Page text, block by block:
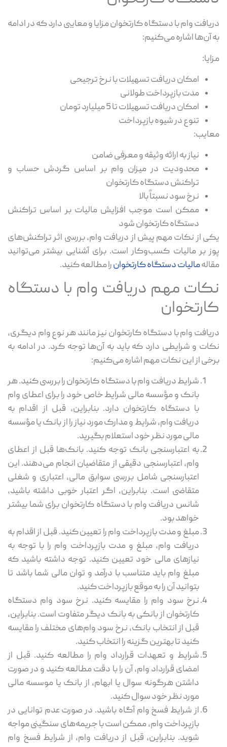
دریافت وام با دستگاه کارتخوان مزایا و معایبی دارد که در ادامه
به آن‌ها اشاره می‌کنیم:
مزایا:
امکان دریافت تسهیلات با نرخ ترجیحی
مدت بازپرداخت طولانی
امکان دریافت تسهیلات تا 5 میلیارد تومان
تنوع در شیوه بازپرداخت
معایب:
نیاز به ارائه وثیقه و معرفی ضامن
محدودیت در میزان وام بر اساس گردش حساب و
تراکنش دستگاه کارتخوان
نرخ سود نسبتاً بالا
ممکن است موجب افزایش مالیات بر اساس تراکنش
دستگاه کارتخوان شود
یکی از نکات مهم پیش از دریافت وام، بررسی اثر تراکنش‌های
پوز بر مالیات کسب‌وکار است. برای آشنایی بیشتر می‌توانید
مقالهمالیات دستگاه کارتخوانرا مطالعه کنید.
نکات مهم دریافت وام با دستگاه
کارتخوان
دریافت وام با دستگاه کارتخوان نیز مانند هر نوع وام دیگری،
نکات و شرایطی دارد که باید به آن‌ها توجه کرد. در ادامه به
برخی از این نکات مهم اشاره می‌کنیم:
شرایط دریافت وام با دستگاه کارتخوان را بررسی کنید. هر
بانک و مؤسسه مالی شرایط خاص خود را برای اعطای وام
با دستگاه کارتخوان دارد. بنابراین، قبل از اقدام به
دریافت وام، شرایط و مدارک مورد نیاز را از بانک یا مؤسسه
مالی مورد نظر خود استعلام بگیرید.
به اعتبارسنجی بانک توجه کنید. بانک‌ها قبل از اعطای
وام، اعتبارسنجی دقیقی از متقاضیان انجام می‌دهند. این
اعتبارسنجی شامل بررسی سوابق مالی، اعتباری و شغلی
متقاضی است. بنابراین، اگر اعتبار خوبی داشته باشید،
شانس دریافت وام با دستگاه کارتخوان برای شما بیشتر
خواهد بود.
مبلغ و مدت بازپرداخت وام را تعیین کنید. قبل از اقدام به
دریافت وام، مبلغ و مدت بازپرداخت وام را با توجه به
نیازهای مالی خود تعیین کنید. توجه داشته باشید که
مبلغ وام باید متناسب با درآمد و توان مالی شما باشد تا
بتوانید آن را به ‌موقع بازپرداخت کنید.
نرخ سود وام را مقایسه کنید. نرخ سود وام دستگاه
کارتخوان از بانکی به بانک دیگر متفاوت است. بنابراین،
قبل از انتخاب بانک، نرخ سود وام‌های مختلف را مقایسه
کنید تا بهترین گزینه را انتخاب کنید.
شرایط و تعهدات قرارداد وام را مطالعه کنید. قبل از
امضای قرارداد وام، آن را با دقت مطالعه کنید و در صورت
داشتن هرگونه سوال یا ابهام، از بانک یا موسسه مالی
مورد نظر خود سوال کنید.
از شرایط فسخ وام آگاه باشید. در صورت عدم توانایی در
بازپرداخت وام، ممکن است با جریمه‌های سنگینی مواجه
شوید. بنابراین، قبل از دریافت وام، از شرایط فسخ وام